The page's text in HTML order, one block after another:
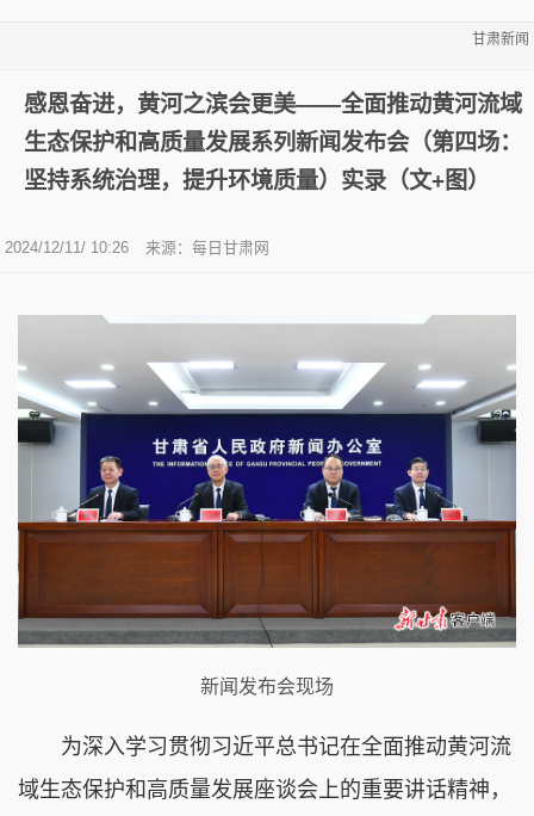
甘肃新闻
感恩奋进，黄河之滨会更美——全面推动黄河流域
生态保护和高质量发展系列新闻发布会（第四场：
坚持系统治理，提升环境质量）实录（文+图）
2024/12/11/ 10:26 来源： 每日甘肃网
新闻发布会现场
为深入学习贯彻习近平总书记在全面推动黄河流
域生态保护和高质量发展座谈会上的重要讲话精神，